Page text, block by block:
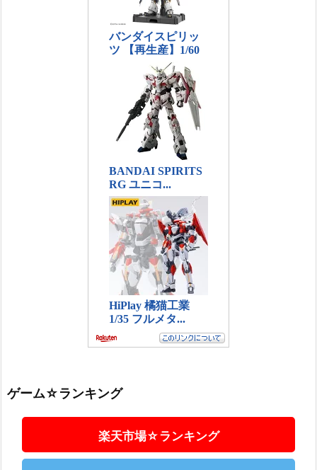
ゲーム☆ランキング
楽天市場☆ランキング